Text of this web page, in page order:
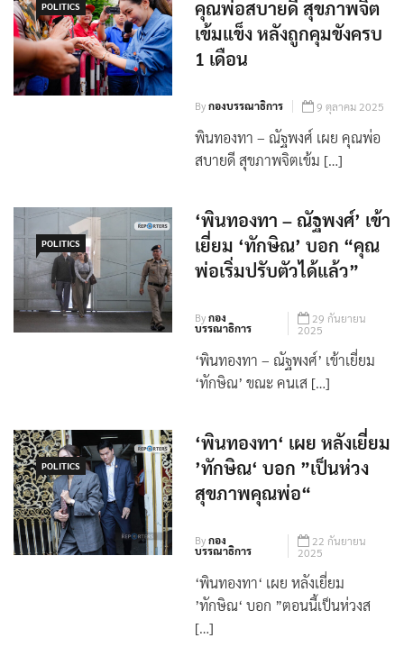
POLITICS
พินทองทา – ณัฐพงศ์ เผย
คุณพ่อสบายดี สุขภาพจิต
เข้มแข็ง หลังถูกคุมขังครบ
1 เดือน
Byกองบรรณาธิการ 9 ตุลาคม 2025
พินทองทา – ณัฐพงศ์ เผย คุณพ่อ
POLITICS
‘พินทองทา – ณัฐพงศ์’ เข้า
เยี่ยม ‘ทักษิณ’ บอก “คุณ
พ่อเริ่มปรับตัวได้แล้ว”
Byกอง
บรรณาธิการ
29 กันยายน
2025
POLITICS
‘พินทองทา‘ เผย หลังเยี่ยม
’ทักษิณ‘ บอก ”เป็นห่วง
สุขภาพคุณพ่อ“
Byกอง
บรรณาธิการ
22 กันยายน
2025
‘พินทองทา‘ เผย หลังเยี่ยม